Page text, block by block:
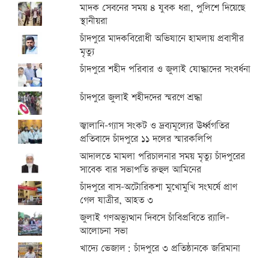
মাদক সেবনের সময় ৪ যুবক ধরা, পুলিশে দিয়েছে
স্থানীয়রা
চাঁদপুরে মাদকবিরোধী অভিযানে হামলায় প্রবাসীর
মৃত্যু
চাঁদপুরে শহীদ পরিবার ও জুলাই যোদ্ধাদের সংবর্ধনা
চাঁদপুরে জুলাই শহীদদের স্মরণে শ্রদ্ধা
জ্বালানি-গ্যাস সংকট ও দ্রব্যমূল্যের ঊর্ধ্বগতির
প্রতিবাদে চাঁদপুরে ১১ দলের স্মারকলিপি
আদালতে মামলা পরিচালনার সময় মৃত্যু চাঁদপুরের
সাবেক বার সভাপতি রুহুল আমিনের
চাঁদপুরে বাস-অটোরিকশা মুখোমুখি সংঘর্ষে প্রাণ
গেল যাত্রীর, আহত ৩
জুলাই গণঅভ্যুত্থান দিবসে চাঁবিপ্রবিতে র‍্যালি-
আলোচনা সভা
খাদ্যে ভেজাল: চাঁদপুরে ৩ প্রতিষ্ঠানকে জরিমানা